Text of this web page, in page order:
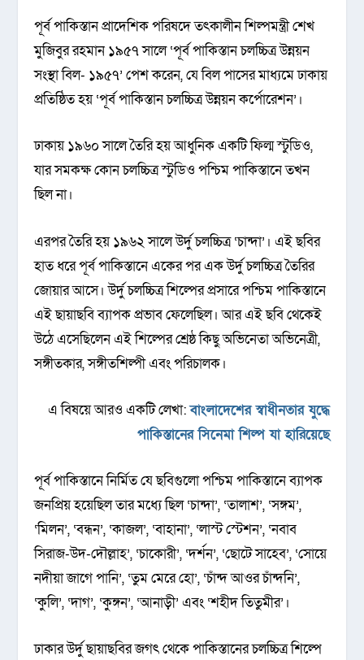
পূর্ব পাকিস্তান প্রাদেশিক পরিষদে তৎকালীন শিল্পমন্ত্রী শেখ
মুজিবুর রহমান ১৯৫৭ সালে ‘পূর্ব পাকিস্তান চলচ্চিত্র উন্নয়ন
সংস্থা বিল- ১৯৫৭’ পেশ করেন, যে বিল পাসের মাধ্যমে ঢাকায়
প্রতিষ্ঠিত হয় ‘পূর্ব পাকিস্তান চলচ্চিত্র উন্নয়ন কর্পোরেশন’।
ঢাকায় ১৯৬০ সালে তৈরি হয় আধুনিক একটি ফিল্ম স্টুডিও,
যার সমকক্ষ কোন চলচ্চিত্র স্টুডিও পশ্চিম পাকিস্তানে তখন
ছিল না।
এরপর তৈরি হয় ১৯৬২ সালে উর্দু চলচ্চিত্র ‘চান্দা’। এই ছবির
হাত ধরে পূর্ব পাকিস্তানে একের পর এক উর্দু চলচ্চিত্র তৈরির
জোয়ার আসে। উর্দু চলচ্চিত্র শিল্পের প্রসারে পশ্চিম পাকিস্তানে
এই ছায়াছবি ব্যাপক প্রভাব ফেলেছিল। আর এই ছবি থেকেই
উঠে এসেছিলেন এই শিল্পের শ্রেষ্ঠ কিছু অভিনেতা অভিনেত্রী,
সঙ্গীতকার, সঙ্গীতশিল্পী এবং পরিচালক।
এ বিষয়ে আরও একটি লেখা:বাংলাদেশের স্বাধীনতার যুদ্ধে
পাকিস্তানের সিনেমা শিল্প যা হারিয়েছে
পূর্ব পাকিস্তানে নির্মিত যে ছবিগুলো পশ্চিম পাকিস্তানে ব্যাপক
জনপ্রিয় হয়েছিল তার মধ্যে ছিল ‘চান্দা’, ‘তালাশ’, ‘সঙ্গম’,
‘মিলন’, ‘বন্ধন’, ‘কাজল’, ‘বাহানা’, ‘লাস্ট স্টেশন’, ‘নবাব
সিরাজ-উদ-দৌল্লাহ’, ‘চাকোরী’, ‘দর্শন’, ‘ছোটে সাহেব’, ‘সোয়ে
নদীয়া জাগে পানি’, ‘তুম মেরে হো’, ‘চাঁন্দ আওর চাঁন্দনি’,
‘কুলি’, ‘দাগ’, ‘কুঙ্গন’, ‘আনাড়ী’ এবং ‘শহীদ তিতুমীর’।
ঢাকার উর্দু ছায়াছবির জগৎ থেকে পাকিস্তানের চলচ্চিত্র শিল্পে